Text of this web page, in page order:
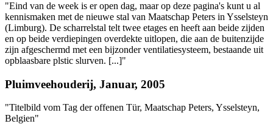
"Eind van de week is er open dag, maar op deze pagina's kunt u al
kennismaken met de nieuwe stal van Maatschap Peters in Ysselsteyn
(Limburg). De scharrelstal telt twee etages en heeft aan beide zijden
en op beide verdiepingen overdekte uitlopen, die aan de buitenzijde
zijn afgeschermd met een bijzonder ventilatiesysteem, bestaande uit
opblaasbare plstic slurven. [...]"
Pluimveehouderij, Januar, 2005
"Titelbild vom Tag der offenen Tür, Maatschap Peters, Ysselsteyn,
Belgien"